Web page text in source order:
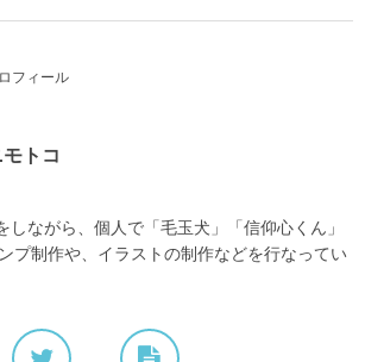
フィール
トコ
しながら、個人で「毛玉犬」「信仰心くん」
プ制作や、イラストの制作などを行なってい